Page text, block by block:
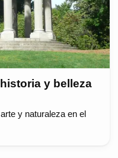
y belleza
y naturaleza en el